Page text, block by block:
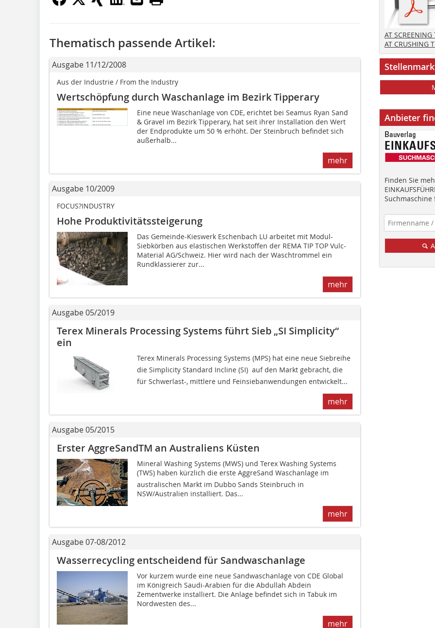
Thematisch passende Artikel:
Ausgabe 11/12/2008
Aus der Industrie / From the Industry
Wertschöpfung durch Waschanlage im Bezirk Tipperary
Eine neue Waschanlage von CDE, erichtet bei Seamus Ryan Sand
& Gravel im Bezirk Tipperary, hat seit ihrer Installation den Wert
der Endprodukte um 50 % erhöht. Der Steinbruch befindet sich
außerhalb...
mehr
Ausgabe 10/2009
FOCUS?INDUSTRY
Hohe Produktivitätssteigerung
Das Gemeinde-Kieswerk Eschenbach LU arbeitet mit Modul-
Siebkörben aus elastischen Werkstoffen der REMA TIP TOP Vulc-
Material AG/Schweiz. Hier wird nach der Waschtrommel ein
Rundklassierer zur...
mehr
Ausgabe 05/2019
Terex Minerals Processing Systems führt Sieb „SI Simplicity“
ein
Terex Minerals Processing Systems (MPS) hat eine neue Siebreihe 
die Simplicity Standard Incline (SI)  auf den Markt gebracht, die
für Schwerlast-, mittlere und Feinsiebanwendungen entwickelt...
mehr
Ausgabe 05/2015
Erster AggreSandTM an Australiens Küsten
Mineral Washing Systems (MWS) und Terex Washing Systems
(TWS) haben kürzlich die erste AggreSand Waschanlage im
australischen Markt im Dubbo Sands Steinbruch in
NSW/Australien installiert. Das...
mehr
Ausgabe 07-08/2012
Wasserrecycling entscheidend für Sandwaschanlage
Vor kurzem wurde eine neue Sandwaschanlage von CDE Global
im Königreich Saudi-Arabien für die Abdullah Abdein
Zementwerke installiert. Die Anlage befindet sich in Tabuk im
Nordwesten des...
mehr
AT
AT CRUSHING
Anbieter
Finden Sie